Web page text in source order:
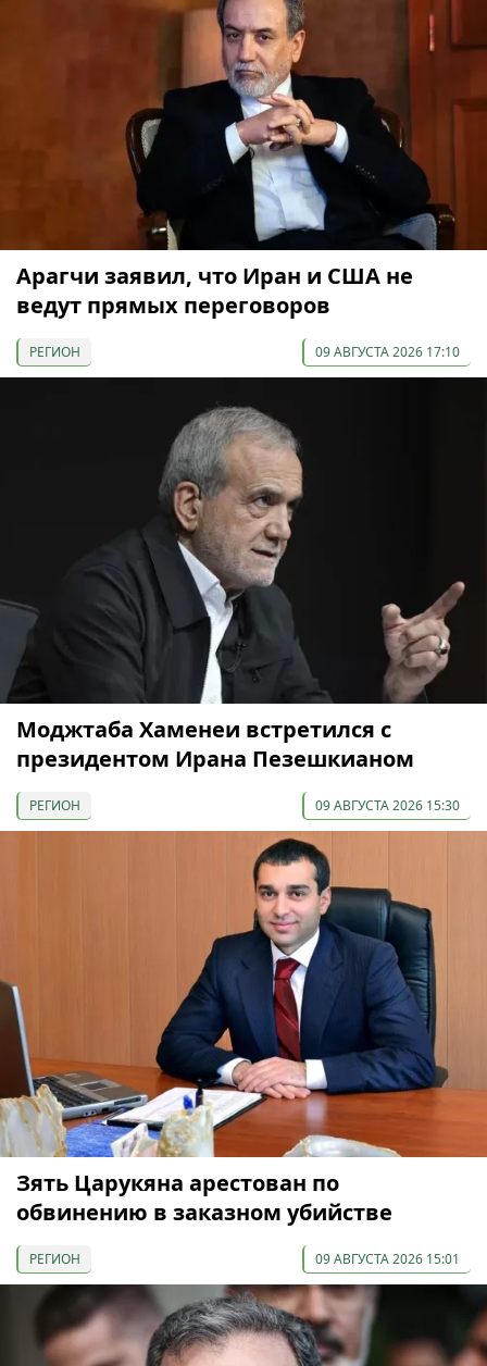
Арагчи заявил, что Иран и США не
ведут прямых переговоров
РЕГИОН 09 АВГУСТА 2026 17:10
Моджтаба Хаменеи встретился с
президентом Ирана Пезешкианом
РЕГИОН 09 АВГУСТА 2026 15:30
Зять Царукяна арестован по
обвинению в заказном убийстве
РЕГИОН 09 АВГУСТА 2026 15:01